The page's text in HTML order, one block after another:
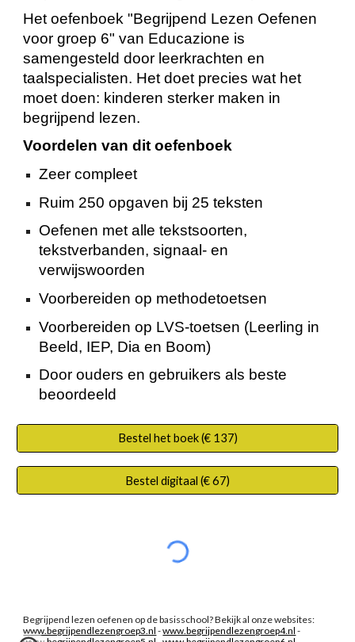
Het oefenboek "Begrijpend Lezen Oefenen
voor groep 6" van Educazione is
samengesteld door leerkrachten en
taalspecialisten. Het doet precies wat het
moet doen: kinderen sterker maken in
begrijpend lezen.
Voordelen van dit oefenboek
Zeer compleet
Ruim 250 opgaven bij 25 teksten
Oefenen met alle tekstsoorten,
tekstverbanden, signaal- en
verwijswoorden
Voorbereiden op methodetoetsen
Voorbereiden op LVS-toetsen (Leerling in
Beeld, IEP, Dia en Boom)
Door ouders en gebruikers als beste
beoordeeld
Bestel het boek (€ 137)
Bestel digitaal (€ 67)
Begrijpend lezen oefenen op de basisschool? Bekijk al onze websites:
www.begrijpendlezengroep3.nl -www.begrijpendlezengroep4.nl -